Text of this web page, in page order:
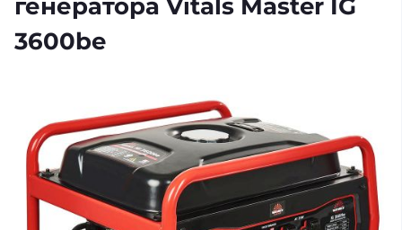
генератора Vitals Master IG
3600be